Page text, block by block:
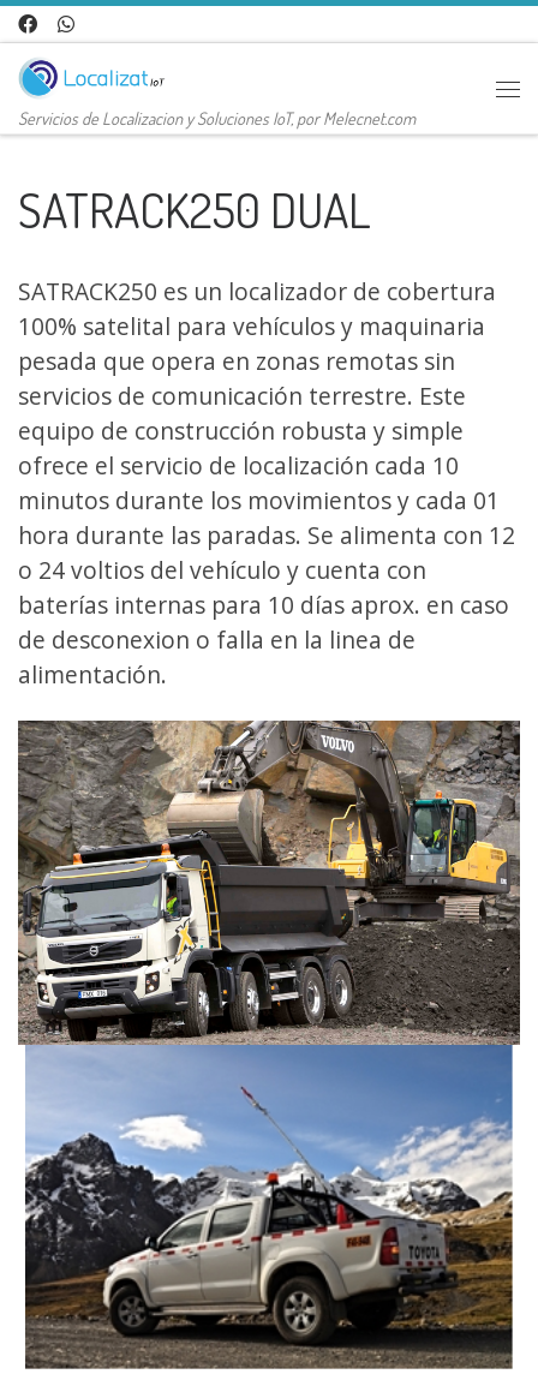
Saltar al contenido
Servicios de Localizacion y Soluciones IoT, por Melecnet.com
SATRACK250 DUAL
SATRACK250 es un localizador de cobertura
100% satelital para vehículos y maquinaria
pesada que opera en zonas remotas sin
servicios de comunicación terrestre. Este
equipo de construcción robusta y simple
ofrece el servicio de localización cada 10
minutos durante los movimientos y cada 01
hora durante las paradas. Se alimenta con 12
o 24 voltios del vehículo y cuenta con
baterías internas para 10 días aprox. en caso
de desconexion o falla en la linea de
alimentación.